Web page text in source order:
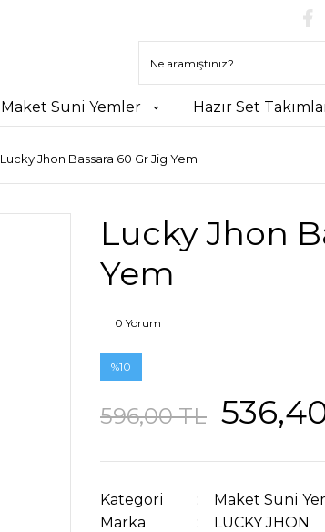
Maket Suni Yemler Hazır Set
Lucky Jhon Bassara 60 Gr Jig Yem
Lucky Jhon
Yem
0 Yorum
%10
596,00 TL
Kategori Maket Suni
Marka
LUCKY JHON